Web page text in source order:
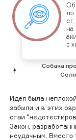
ло
на
с
Собака
Идея была
забыли и в этих
стаи
Закон,
неудачным. Вместо